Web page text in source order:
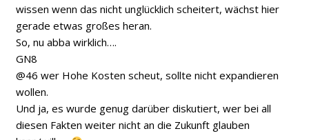
wissen wenn das nicht unglücklich scheitert, wächst hier
gerade etwas großes heran.
So, nu abba wirklich….
GN8
@46 wer Hohe Kosten scheut, sollte nicht expandieren
wollen.
Und ja, es wurde genug darüber diskutiert, wer bei all
diesen Fakten weiter nicht an die Zukunft glauben